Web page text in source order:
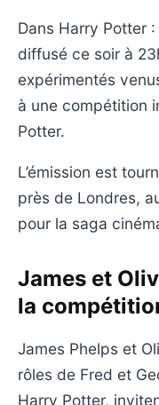
Dans Harry Potter
diffusé ce soir à
expérimentés
à une compétition
Potter.
L’émission est
près de Londres,
pour la saga
James et
la
James Phelps et
rôles de Fred et
Harry Potter,